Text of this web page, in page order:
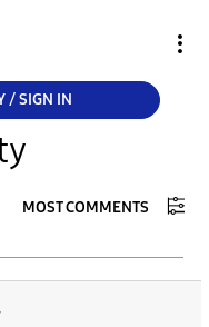
/ SIGN IN
MOST COMMENTS